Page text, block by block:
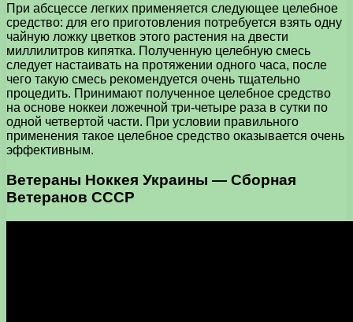
При абсцессе легких применяется следующее целебное
средство: для его приготовления потребуется взять одну
чайную ложку цветков этого растения на двести
миллилитров кипятка. Полученную целебную смесь
следует настаивать на протяжении одного часа, после
чего такую смесь рекомендуется очень тщательно
процедить. Принимают полученное целебное средство
на основе ноккеи ложечной три-четыре раза в сутки по
одной четвертой части. При условии правильного
применения такое целебное средство оказывается очень
эффективным.
Ветераны Ноккея Украины — Сборная
Ветеранов СССР